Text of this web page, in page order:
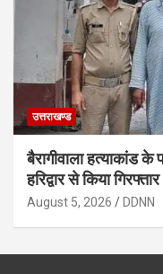
उत्तराखण्ड
बैरागीवाला हत्याकांड
हरिद्वार से किया गिरफ्तार
August 5, 2026 DDNN